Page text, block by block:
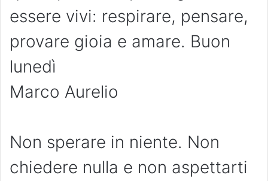
essere vivi: respirare, pensare,
provare gioia e amare. Buon
lunedì
Marco Aurelio
Non sperare in niente. Non
chiedere nulla e non aspettarti